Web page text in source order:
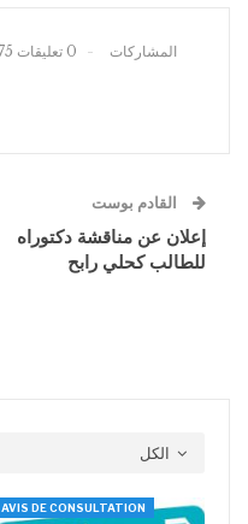
875 المشاركات 0 تعليقات
إعلان عن مناقشة دكتوراه
للطالب كحلي رابح
AVIS DE CONSULTATION